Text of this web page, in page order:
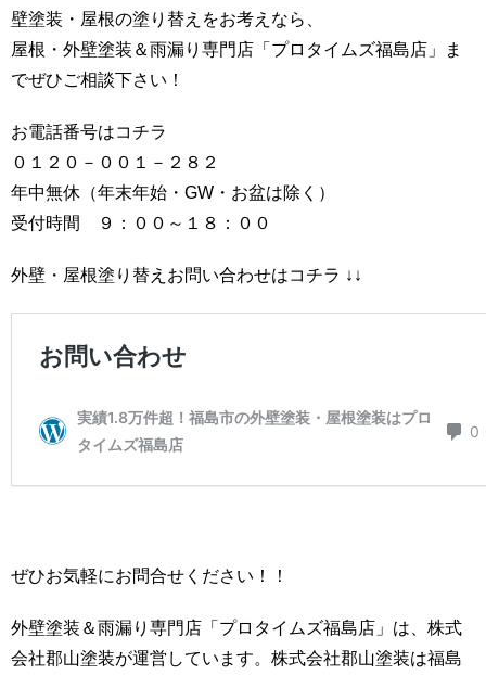
壁塗装・屋根の塗り替えをお考えなら、
屋根・外壁塗装＆雨漏り専門店「プロタイムズ福島店」ま
でぜひご相談下さい！
お電話番号はコチラ
０１２０－００１－２８２
年中無休（年末年始・GW・お盆は除く）
受付時間 ９：００～１８：００
外壁・屋根塗り替えお問い合わせはコチラ ↓↓
ぜひお気軽にお問合せください！！
外壁塗装＆雨漏り専門店「プロタイムズ福島店」は、株式
会社郡山塗装が運営しています。株式会社郡山塗装は福島